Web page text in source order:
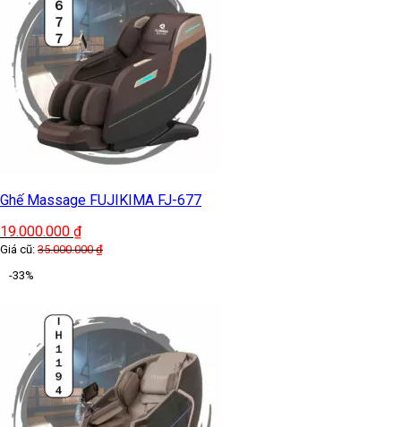
Ghế Massage FUJIKIMA FJ-677
19.000.000 ₫
Giá cũ: 35.000.000₫
-33%